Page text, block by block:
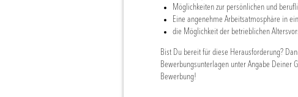
Möglichkeiten zur persönlichen und
Eine angenehme Arbeitsatmosphäre in
die Möglichkeit der betrieblichen
Bist Du bereit für diese Herausforderung?
Bewerbungsunterlagen unter Angabe Deiner
Bewerbung!